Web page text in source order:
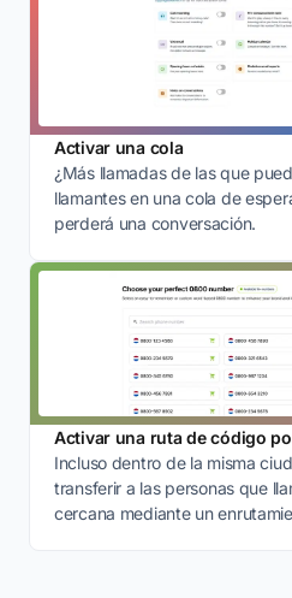
Activar una cola
¿Más llamadas de las que
llamantes en una cola de
perderá una conversación.
Activar una ruta de código
Incluso dentro de la misma
transferir a las personas que
cercana mediante un